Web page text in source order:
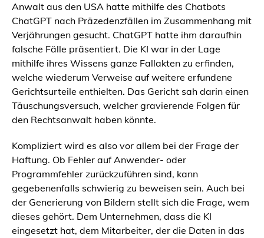
Anwalt aus den USA hatte mithilfe des Chatbots
ChatGPT nach Präzedenzfällen im Zusammenhang mit
Verjährungen gesucht. ChatGPT hatte ihm daraufhin
falsche Fälle präsentiert. Die KI war in der Lage
mithilfe ihres Wissens ganze Fallakten zu erfinden,
welche wiederum Verweise auf weitere erfundene
Gerichtsurteile enthielten. Das Gericht sah darin einen
Täuschungsversuch, welcher gravierende Folgen für
den Rechtsanwalt haben könnte.
Kompliziert wird es also vor allem bei der Frage der
Haftung. Ob Fehler auf Anwender- oder
Programmfehler zurückzuführen sind, kann
gegebenenfalls schwierig zu beweisen sein. Auch bei
der Generierung von Bildern stellt sich die Frage, wem
dieses gehört. Dem Unternehmen, dass die KI
eingesetzt hat, dem Mitarbeiter, der die Daten in das